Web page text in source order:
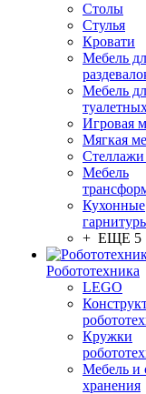
Столы
Cтулья
Кровати
Мебель
Мебель
Игровая
Мягкая
Стеллажи
Мебель
Кухонные
+ ЕЩЕ 5
Робототехника
LEGO
Кружки
Мебель и
хранения